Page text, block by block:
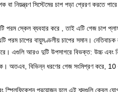
বা নিয়ন্ত্রণ সিস্টেমের চাপ পড়া প্রেরণ করতে
পরম স্কেল ব্যবহার করে
, তাই এটি গেজ চাপ
পরম চাপের বায়ুমণ্ডলীয় চাপের সমান।
এগুলি আরও দুটি উপসাগরে বিভক্ত: উচ্চ এবং
অতএব, বিভিন্ন ধরণের গেজ সংমিশ্রণ করে, 10
স্প্লিফিকেশন প্রয়োজন হলে এই শব্দগুলি কেবল